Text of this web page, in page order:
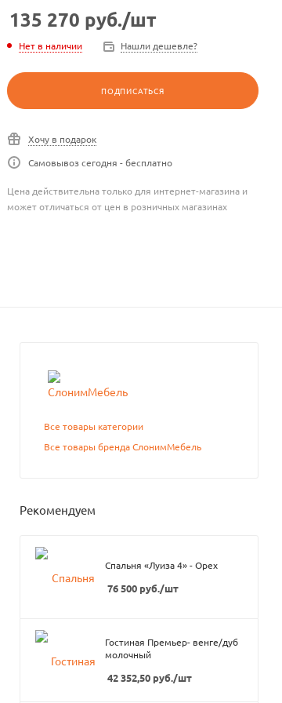
135 270 руб./шт
Нет в наличии Нашли дешевле?
ПОДПИСАТЬСЯ
Хочу в подарок
Самовывоз сегодня - бесплатно
Цена действительна только для интернет-магазина и
может отличаться от цен в розничных магазинах
Все товары категории
Все товары бренда СлонимМебель
Рекомендуем
Спальня «Луиза 4» - Орех
76 500 руб./шт
Гостиная Премьер- венге/дуб
молочный
42 352,50 руб./шт